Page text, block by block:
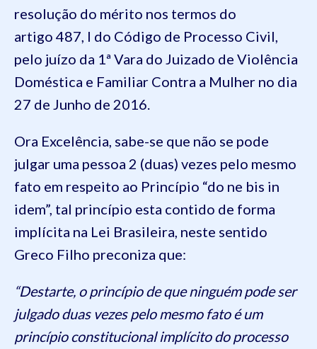
resolução do mérito nos termos do
artigo 487, I do Código de Processo Civil,
pelo juízo da 1ª Vara do Juizado de Violência
Doméstica e Familiar Contra a Mulher no dia
27 de Junho de 2016.
Ora Excelência, sabe-se que não se pode
julgar uma pessoa 2 (duas) vezes pelo mesmo
fato em respeito ao Princípio “do ne bis in
idem”, tal princípio esta contido de forma
implícita na Lei Brasileira, neste sentido
Greco Filho preconiza que:
“Destarte, o princípio de que ninguém pode ser
julgado duas vezes pelo mesmo fato é um
princípio constitucional implícito do processo